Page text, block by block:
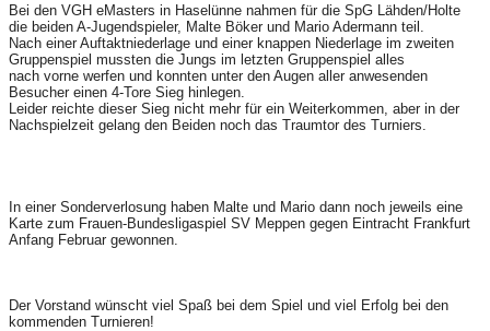
Bei den VGH eMasters in Haselünne nahmen für die SpG Lähden/Holte
die beiden A-Jugendspieler, Malte Böker und Mario Adermann teil.
Nach einer Auftaktniederlage und einer knappen Niederlage im zweiten
Gruppenspiel mussten die Jungs im letzten Gruppenspiel alles
nach vorne werfen und konnten unter den Augen aller anwesenden
Besucher einen 4-Tore Sieg hinlegen.
Leider reichte dieser Sieg nicht mehr für ein Weiterkommen, aber in der
Nachspielzeit gelang den Beiden noch das Traumtor des Turniers.
In einer Sonderverlosung haben Malte und Mario dann noch jeweils eine
Karte zum Frauen-Bundesligaspiel SV Meppen gegen Eintracht Frankfurt
Anfang Februar gewonnen.
Der Vorstand wünscht viel Spaß bei dem Spiel und viel Erfolg bei den
kommenden Turnieren!